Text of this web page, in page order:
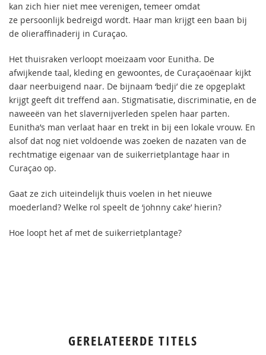
kan zich hier niet mee verenigen, temeer omdat
ze persoonlijk bedreigd wordt. Haar man krijgt een baan bij
de olieraffinaderij in Curaçao.
Het thuisraken verloopt moeizaam voor Eunitha. De
afwijkende taal, kleding en gewoontes, de Curaçaoënaar kijkt
daar neerbuigend naar. De bijnaam ‘bedji’ die ze opgeplakt
krijgt geeft dit treffend aan. Stigmatisatie, discriminatie, en de
naweeën van het slavernijverleden spelen haar parten.
Eunitha’s man verlaat haar en trekt in bij een lokale vrouw. En
alsof dat nog niet voldoende was zoeken de nazaten van de
rechtmatige eigenaar van de suikerrietplantage haar in
Curaçao op.
Gaat ze zich uiteindelijk thuis voelen in het nieuwe
moederland? Welke rol speelt de ‘johnny cake’ hierin?
Hoe loopt het af met de suikerrietplantage?
GERELATEERDE TITELS